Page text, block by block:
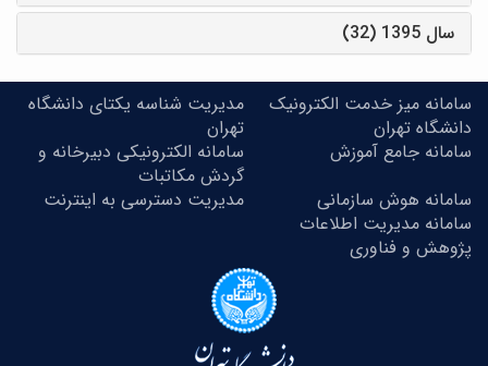
سال 1395 (32)
سامانه میز خدمت الکترونیک
دانشگاه تهران
مدیریت شناسه یکتای دانشگاه
تهران
سامانه جامع آموزش
سامانه الکترونیکی دبیرخانه و
گردش مکاتبات
سامانه هوش سازمانی
مدیریت دسترسی به اینترنت
سامانه مدیریت اطلاعات
پژوهش و فناوری